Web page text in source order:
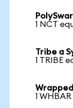
1 NCT
Tribe a
1 TRIBE
Wrapped
1